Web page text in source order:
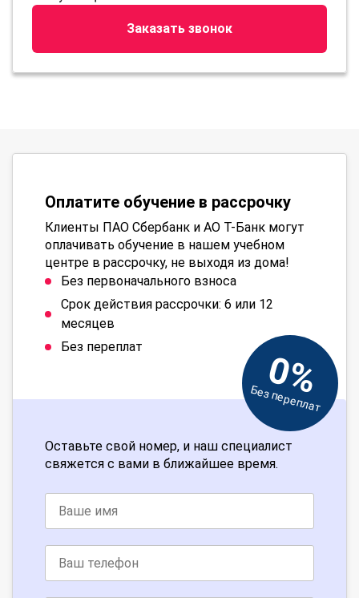
Заказать звонок
Оплатите обучение в рассрочку
Клиенты ПАО Сбербанк и АО Т-Банк могут
оплачивать обучение в нашем учебном
центре в рассрочку, не выходя из дома!
Без первоначального взноса
Срок действия рассрочки: 6 или 12
месяцев
Без переплат
0%
Без переплат
Оставьте свой номер, и наш специалист
свяжется с вами в ближайшее время.